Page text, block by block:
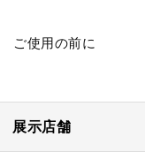
ご使用の前に
展示店舗